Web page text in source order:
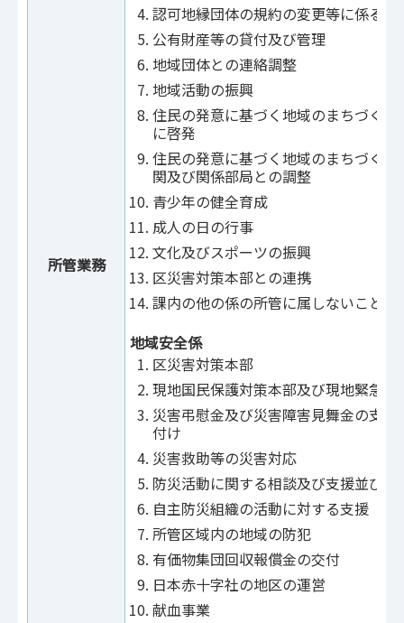
所管業務
認可地縁団体の規約の変更等に係る認
公有財産等の貸付及び管理
地域団体との連絡調整
地域活動の振興
住民の発意に基づく地域のまちづく
に啓発
住民の発意に基づく地域のまちづく
関及び関係部局との調整
青少年の健全育成
成人の日の行事
文化及びスポーツの振興
区災害対策本部との連携
課内の他の係の所管に属しないこと
地域安全係
区災害対策本部
現地国民保護対策本部及び現地緊急対
災害弔慰金及び災害障害見舞金の支
付け
災害救助等の災害対応
防災活動に関する相談及び支援並びに
自主防災組織の活動に対する支援
所管区域内の地域の防犯
有価物集団回収報償金の交付
日本赤十字社の地区の運営
献血事業